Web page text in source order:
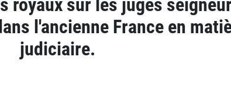
royaux sur les juges
l'ancienne France en
judiciaire.